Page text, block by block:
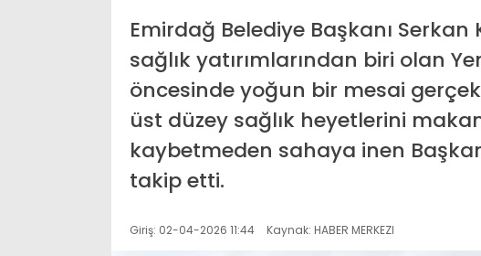
Emirdağ Belediye Başkanı
sağlık yatırımlarından biri olan
öncesinde yoğun bir mesai
üst düzey sağlık heyetlerini
kaybetmeden sahaya inen
takip etti.
Giriş: 02-04-2026 11:44 Kaynak: HABER MERKEZI